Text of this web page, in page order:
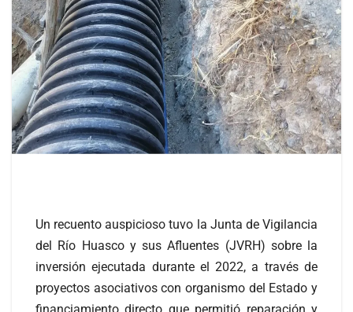
Un recuento auspicioso tuvo la Junta de Vigilancia
del Río Huasco y sus Afluentes (JVRH) sobre la
inversión ejecutada durante el 2022, a través de
proyectos asociativos con organismo del Estado y
financiamiento directo que permitió reparación y